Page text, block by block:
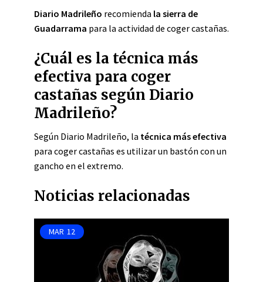
Diario Madrileño recomienda la sierra de
Guadarrama para la actividad de coger castañas.
¿Cuál es la técnica más
efectiva para coger
castañas según Diario
Madrileño?
Según Diario Madrileño, la técnica más efectiva
para coger castañas es utilizar un bastón con un
gancho en el extremo.
Noticias relacionadas
MAR 12